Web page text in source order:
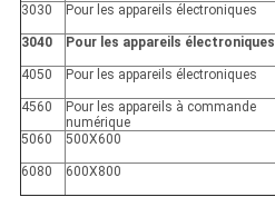
3030
Pour les appareils électroniques
3040 Pour les appareils électroniques
4050 Pour les appareils électroniques
4560
Pour les appareils à commande
numérique
5060 500X600
6080 600X800